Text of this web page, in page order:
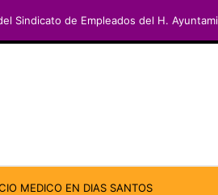
Sindicato de Empleados del H.
MEDICO EN DIAS SANTOS